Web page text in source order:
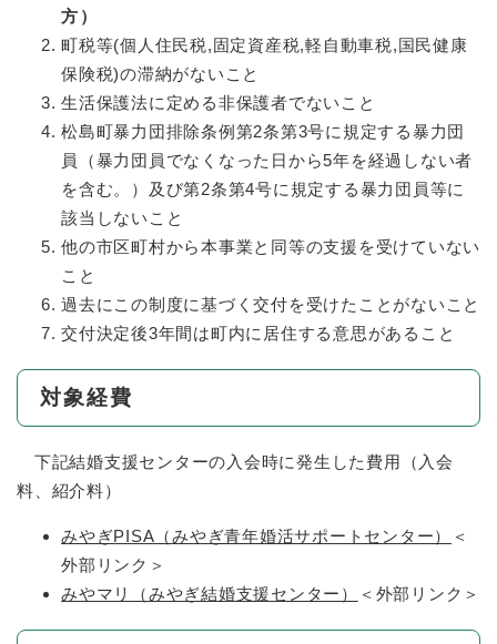
方）
町税等(個人住民税,固定資産税,軽自動車税,国民健康
保険税)の滞納がないこと
生活保護法に定める非保護者でないこと
松島町暴力団排除条例第2条第3号に規定する暴力団
員（暴力団員でなくなった日から5年を経過しない者
を含む。）及び第2条第4号に規定する暴力団員等に
該当しないこと
他の市区町村から本事業と同等の支援を受けていない
こと
過去にこの制度に基づく交付を受けたことがないこと
交付決定後3年間は町内に居住する意思があること
対象経費
下記結婚支援センターの入会時に発生した費用（入会
料、紹介料）
みやぎPISA（みやぎ青年婚活サポートセンター）
＜
外部リンク＞
みやマリ（みやぎ結婚支援センター）
＜外部リンク＞